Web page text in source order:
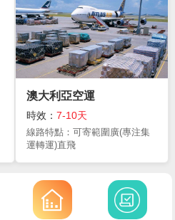
澳大利亞空運
時效： 7-10天
線路特點：可寄範圍廣(專注集
運轉運)直飛